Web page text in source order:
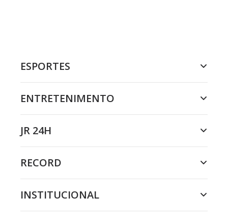
ESPORTES
ENTRETENIMENTO
JR 24H
RECORD
INSTITUCIONAL